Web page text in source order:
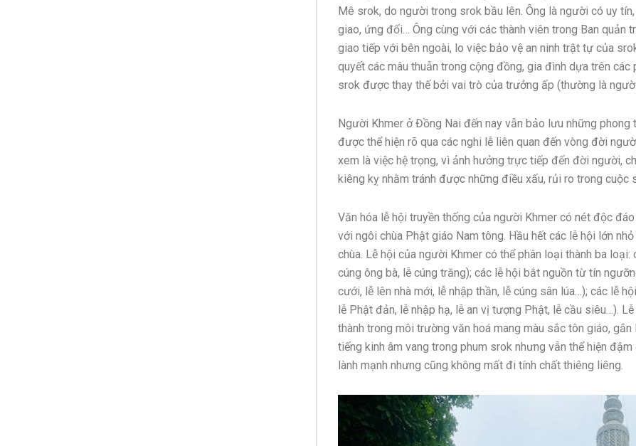
Mê srok, do người trong srok bầu lên. Ông là người có uy
giao, ứng đối… Ông cùng với các thành viên trong Ban quản
giao tiếp với bên ngoài, lo việc bảo vệ an ninh trật tự của
quyết các mâu thuẫn trong cộng đồng, gia đình dựa trên
srok được thay thế bởi vai trò của trưởng ấp (thường là
Người Khmer ở Đồng Nai đến nay vẫn bảo lưu những phong
được thể hiện rõ qua các nghi lễ liên quan đến vòng đời
xem là việc hệ trọng, vì ảnh hưởng trực tiếp đến đời người,
kiêng kỵ nhằm tránh được những điều xấu, rủi ro trong cuộc
Văn hóa lễ hội truyền thống của người Khmer có nét độc
với ngôi chùa Phật giáo Nam tông. Hầu hết các lễ hội lớn
chùa. Lễ hội của người Khmer có thể phân loại thành ba
cúng ông bà, lễ cúng trăng); các lễ hội bắt nguồn từ tín
cưới, lễ lên nhà mới, lễ nhập thần, lễ cúng sân lúa…); các lễ
lễ Phật đản, lễ nhập hạ, lễ an vị tượng Phật, lễ cầu siêu…).
thành trong môi trường văn hoá mang màu sắc tôn giáo,
tiếng kinh âm vang trong phum srok nhưng vẫn thể hiện
lành mạnh nhưng cũng không mất đi tính chất thiêng liêng.